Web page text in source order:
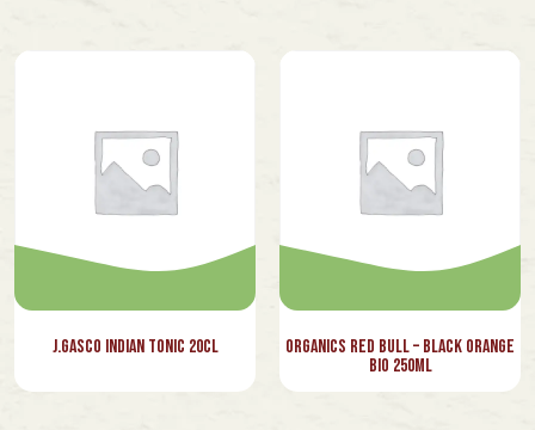
J.Gasco Indian Tonic 20cl
Organics Red Bull – Black Orange
Bio 250ml